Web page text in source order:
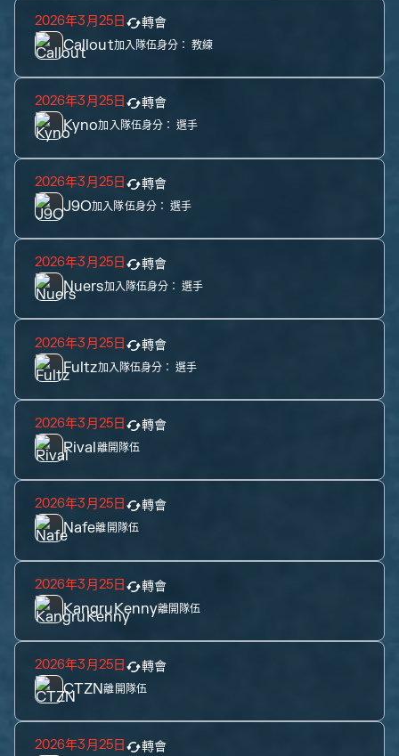
2026年3月25日 轉會
Callout加入隊伍身分： 教練
2026年3月25日 轉會
Kyno加入隊伍身分： 選手
2026年3月25日 轉會
J9O加入隊伍身分： 選手
2026年3月25日 轉會
Nuers加入隊伍身分： 選手
2026年3月25日 轉會
Fultz加入隊伍身分： 選手
2026年3月25日 轉會
Rival離開隊伍
2026年3月25日 轉會
Nafe離開隊伍
2026年3月25日 轉會
KangruKenny離開隊伍
2026年3月25日 轉會
CTZN離開隊伍
2026年3月25日 轉會